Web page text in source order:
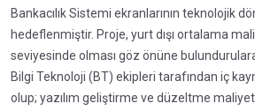
Bankacılık Sistemi ekranlarının teknolojik
hedeflenmiştir. Proje, yurt dışı ortalama
seviyesinde olması göz önüne
Bilgi Teknoloji (BT) ekipleri tarafından iç
olup; yazılım geliştirme ve düzeltme